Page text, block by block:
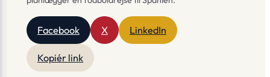
Facebook X LinkedIn
Kopiér link